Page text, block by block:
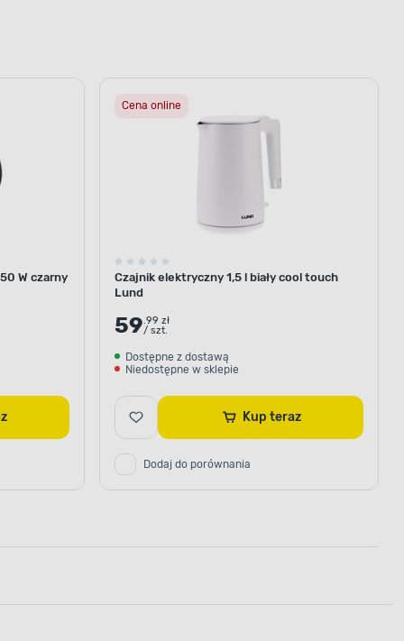
W czarny
Cena online
Czajnik elektryczny 1,5 l biały cool touch
Lund
59.99 zł
/ szt.
Dostępne z dostawą
Niedostępne w sklepie
Kup teraz
Dodaj do porównania